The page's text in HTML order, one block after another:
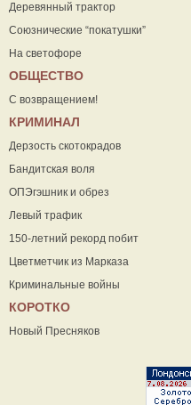
Деревянный трактор
Союзнические “покатушки”
На светофоре
ОБЩЕСТВО
С возвращением!
КРИМИНАЛ
Дерзость скотокрадов
Бандитская воля
ОПЭгэшник и обрез
Левый трафик
150-летний рекорд побит
Цветметчик из Марказа
Криминальные войны
КОРОТКО
Новый Пресняков